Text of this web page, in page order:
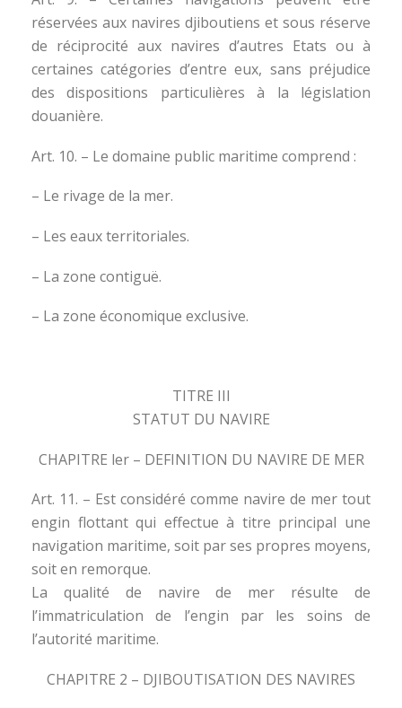
réservées aux navires djiboutiens et sous réserve
de réciprocité aux navires d’autres Etats ou à
certaines catégories d’entre eux, sans préjudice
des dispositions particulières à la législation
douanière.
Art. 10. – Le domaine public maritime comprend :
– Le rivage de la mer.
– Les eaux territoriales.
– La zone contiguë.
– La zone économique exclusive.
TITRE III
STATUT DU NAVIRE
CHAPITRE ler – DEFINITION DU NAVIRE DE MER
Art. 11. – Est considéré comme navire de mer tout
engin flottant qui effectue à titre principal une
navigation maritime, soit par ses propres moyens,
soit en remorque.
La qualité de navire de mer résulte de
l’immatriculation de l’engin par les soins de
l’autorité maritime.
CHAPITRE 2 – DJIBOUTISATION DES NAVIRES